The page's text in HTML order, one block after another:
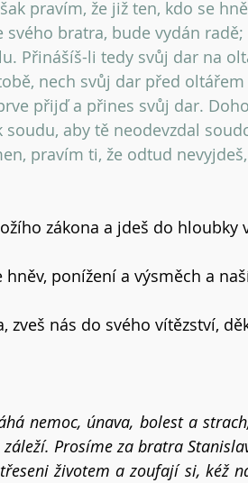
pravím, že již ten, kdo se
bratra, bude vydán
Přinášíš-li tedy svůj dar na
nech svůj dar před
přijď a přines svůj dar.
soudu, aby tě neodevzdal
pravím ti, že odtud
zákona a jdeš do hloubky
hněv, ponížení a výsměch a
zveš nás do svého vítězství,
nemoc, únava, bolest a
Prosíme za bratra
životem a zoufají si, kéž